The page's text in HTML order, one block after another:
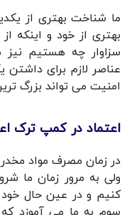
ما شناخت بهتری از
بهتری از خود و اینکه
سزاوار چه هستیم
عناصر لازم برای
امنیت می تواند بزرگ
اعتماد در کمپ ترک
در زمان مصرف مواد
ولی به مرور زمان ما
کنیم و در عین حال